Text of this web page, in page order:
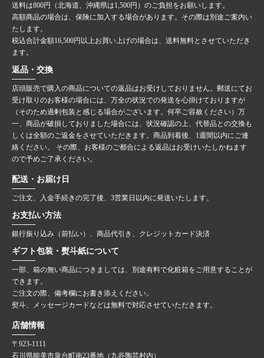
送料は800円（北海道、沖縄県は1,500円）のご負担をお願いします。
高額商品の場合は、保険に加入する場合があります。その際は別途ご案内い
たします。
税込合計金額16,500円以上お買い上げの場合は、送料無料とさせていただき
ます。
返品・交換
店頭販売で購入の商品についての返品はお受けしておりません。郵送にてお
受け取りのお客様の場合には、万全の状況での発送を心掛けておりますが
（そのため過剰包装と感じる場合がございます。何卒ご容赦ください）万
一、商品が破損しておりました場合には、状況確認の上、代替品との交換も
しくは全額のご返金をさせていただきます。商品到着後、1週間以内にご連
絡ください。 その際、お客様のご都合による返品はお受けいたしかねます
ので予めご了承ください。
配送・お届け日
ご注文、入金手続きの完了後、3営業日以内に発送いたします。
お支払い方法
銀行振り込み（前払い）、商品代引き、クレジットカード決済
ギフト包装・熨斗紙について
一部、箱の無い商品につきましては、別途有料で化粧箱をご用意することが
できます。
ご注文の際、備考欄にお書き添えください。
熨斗、メッセージカードなどは無料で対応させていただきます。
店舗情報
〒923-1111
石川県能美市泉台町南23番地（九谷陶芸村内）